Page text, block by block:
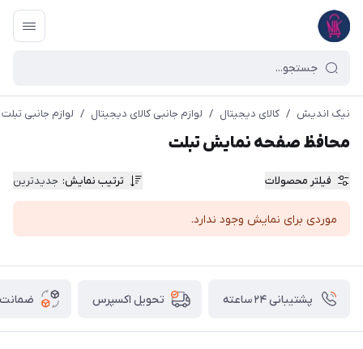
نیک اندیش / کالای دیجیتال / لوازم جانبی کالای دیجیتال / لوازم جانبی تبلت
محافظ صفحه نمایش تبلت
فیلتر محصولات ترتیب نمایش: جدیدترین
موردی برای نمایش وجود ندارد.
پشتیبانی ۲۴ ساعته تحویل اکسپرس ضمانت